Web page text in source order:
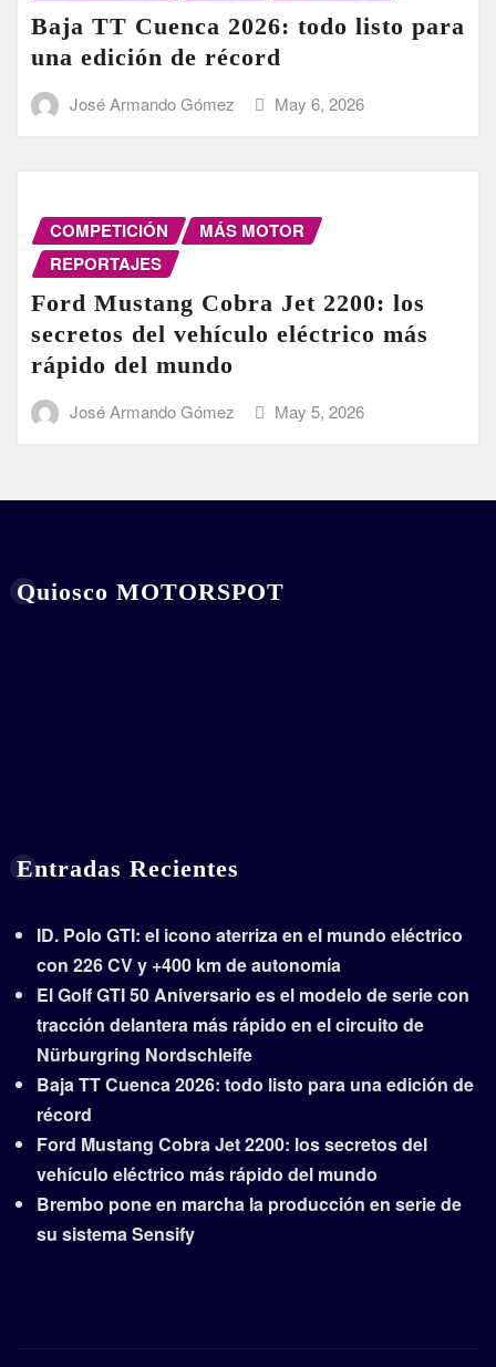
Baja TT Cuenca 2026: todo listo para
una edición de récord
José Armando Gómez May 6, 2026
COMPETICIÓN
MÁS MOTOR
REPORTAJES
Ford Mustang Cobra Jet 2200: los
secretos del vehículo eléctrico más
rápido del mundo
José Armando Gómez May 5, 2026
Quiosco MOTORSPOT
Entradas Recientes
ID. Polo GTI: el icono aterriza en el mundo eléctrico
con 226 CV y +400 km de autonomía
El Golf GTI 50 Aniversario es el modelo de serie con
tracción delantera más rápido en el circuito de
Nürburgring Nordschleife
Baja TT Cuenca 2026: todo listo para una edición de
récord
Ford Mustang Cobra Jet 2200: los secretos del
vehículo eléctrico más rápido del mundo
Brembo pone en marcha la producción en serie de
su sistema Sensify